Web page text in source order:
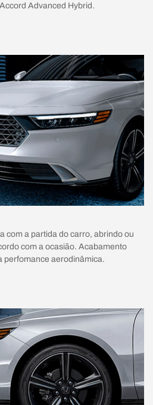
Advanced Hybrid.
com a partida do carro, abrindo ou
com a ocasião. Acabamento
perfomance aerodinâmica.